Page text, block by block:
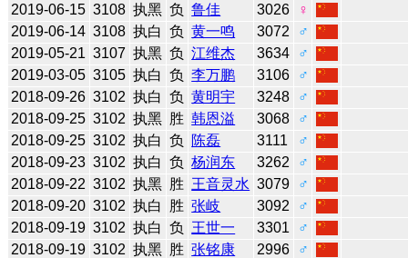
2019-06-15 3108 执黑 负 鲁佳 3026
♀
2019-06-14 3108 执白 负 黄一鸣 3072
♂
2019-05-21 3107 执黑 负 江维杰 3634
♂
2019-03-05 3105 执白 负 李万鹏 3106
♂
2018-09-26 3102 执白 负 黄明宇 3248
♂
2018-09-25 3102 执黑 胜 韩恩溢 3068
♂
2018-09-25 3102 执白 负 陈磊 3111
♂
2018-09-23 3102 执白 负 杨润东 3262
♂
2018-09-22 3102 执黑 胜 王音灵水 3079
♂
2018-09-20 3102 执白 胜 张岐 3092
♂
2018-09-19 3102 执白 负 王世一 3301
♂
2018-09-19 3102 执黑 胜 张铭康 2996
♂